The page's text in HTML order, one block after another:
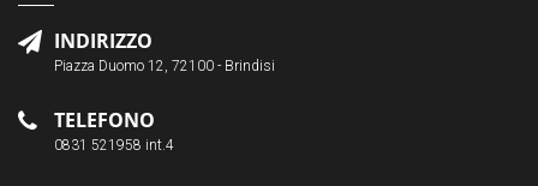
INDIRIZZO
Piazza Duomo 12, 72100 - Brindisi
TELEFONO
0831 521958 int.4